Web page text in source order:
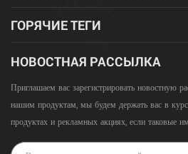
ГОРЯЧИЕ ТЕГИ
НОВОСТНАЯ РАССЫЛКА
Приглашаем вас зарегистрировать новостную
нашим продуктам, мы будем держать вас в
продуктах и ​​рекламных акциях, если таковые